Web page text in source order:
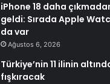
iPhone 18 daha
geldi: Sırada Apple
da var
Ağustos 6, 2026
Türkiye’nin 11 ilinin
fışkıracak